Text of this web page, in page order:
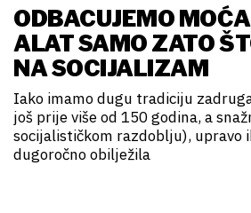
ODBACUJEMO
ALAT SAMO ZATO
NA SOCIJALIZAM
Iako imamo dugu tradiciju
još prije više od 150 godina, a
socijalističkom razdoblju), upravo
dugoročno obilježila